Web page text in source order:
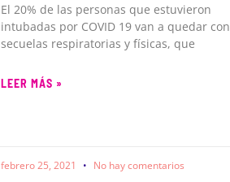
El 20% de las personas que estuvieron
intubadas por COVID 19 van a quedar con
secuelas respiratorias y físicas, que
LEER MÁS »
febrero 25, 2021 No hay comentarios